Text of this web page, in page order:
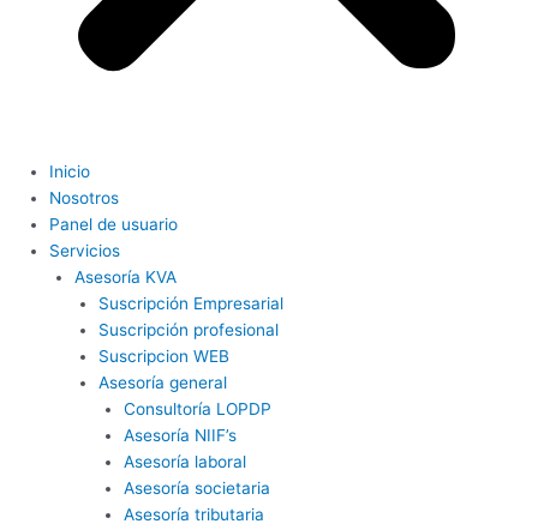
Inicio
Nosotros
Panel de usuario
Servicios
Asesoría KVA
Suscripción Empresarial
Suscripción profesional
Suscripcion WEB
Asesoría general
Consultoría LOPDP
Asesoría NIIF’s
Asesoría laboral
Asesoría societaria
Asesoría tributaria